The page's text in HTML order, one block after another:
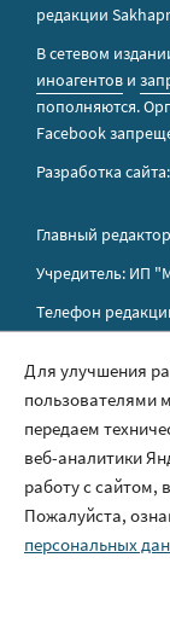
редакции
В сетевом
иноагентов и
пополняются.
Facebook
Разработка сайта:
Главный
Учредитель: ИП
Телефон
Правила сайта
Политика
Размещение
Контакты
Для улучшения
пользователями
передаем
веб-аналитики
работу с сайтом,
Пожалуйста,
персональных